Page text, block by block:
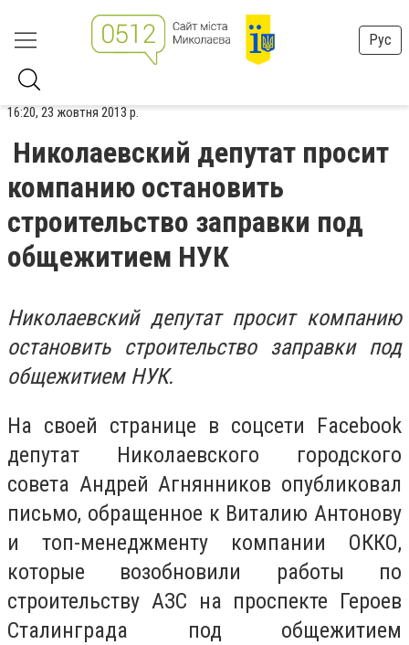
Рус
16:20, 23 жовтня 2013 р.
Николаевский депутат просит
компанию остановить
строительство заправки под
общежитием НУК
Николаевский депутат просит компанию
остановить строительство заправки под
общежитием НУК.
На своей странице в соцсети Facebook
депутат Николаевского городского
совета Андрей Агнянников опубликовал
письмо, обращенное к Виталию Антонову
и топ-менеджменту компании ОККО,
которые возобновили работы по
строительству АЗС на проспекте Героев
Сталинграда под общежитием